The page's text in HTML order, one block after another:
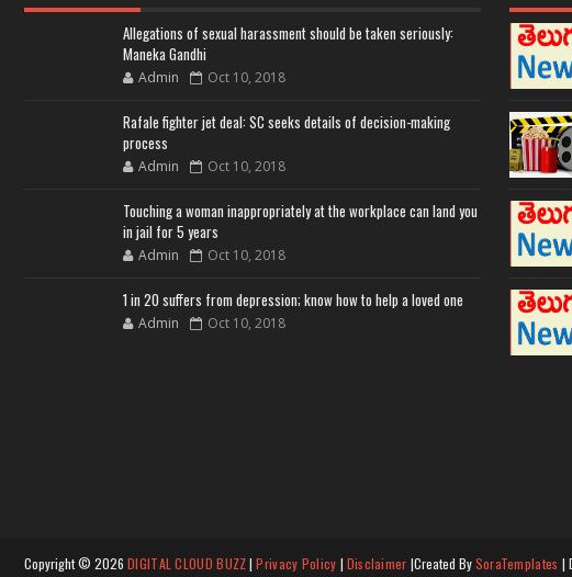
Allegations of sexual harassment should be taken seriously:
Maneka Gandhi
Admin Oct 10, 2018
Rafale fighter jet deal: SC seeks details of decision-making
process
Admin Oct 10, 2018
Touching a woman inappropriately at the workplace can land you
in jail for 5 years
Admin Oct 10, 2018
1 in 20 suffers from depression; know how to help a loved one
Admin Oct 10, 2018
Copyright © 2026 DIGITAL CLOUD BUZZ|Privacy Policy | Disclaimer |Created BySoraTemplates |